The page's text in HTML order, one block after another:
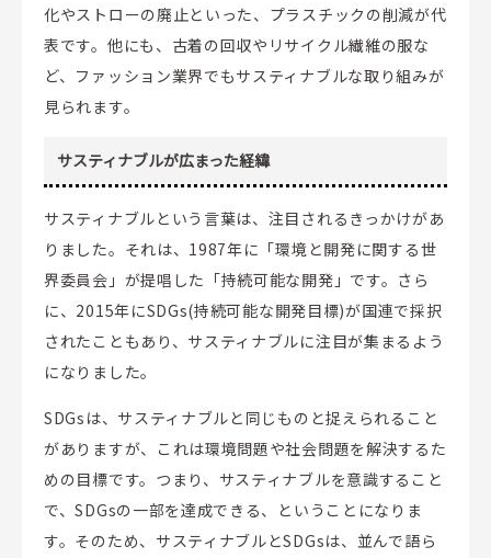
化やストローの廃止といった、プラスチックの削減が代
表です。他にも、古着の回収やリサイクル繊維の服な
ど、ファッション業界でもサスティナブルな取り組みが
見られます。
サスティナブルが広まった経緯
サスティナブルという言葉は、注目されるきっかけがあ
りました。それは、1987年に「環境と開発に関する世
界委員会」が提唱した「持続可能な開発」です。さら
に、2015年にSDGs(持続可能な開発目標)が国連で採択
されたこともあり、サスティナブルに注目が集まるよう
になりました。
SDGsは、サスティナブルと同じものと捉えられること
がありますが、これは環境問題や社会問題を解決するた
めの目標です。つまり、サスティナブルを意識すること
で、SDGsの一部を達成できる、ということになりま
す。そのため、サスティナブルとSDGsは、並んで語ら